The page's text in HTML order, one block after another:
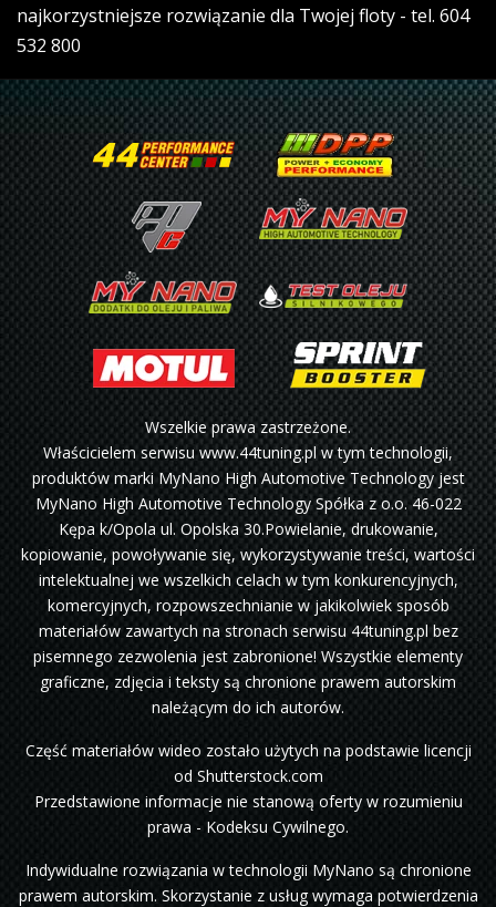
najkorzystniejsze rozwiązanie dla Twojej floty - tel. 604
532 800
Wszelkie prawa zastrzeżone.
Właścicielem serwisu www.44tuning.pl w tym technologii,
produktów marki MyNano High Automotive Technology jest
MyNano High Automotive Technology Spółka z o.o. 46-022
Kępa k/Opola ul. Opolska 30.Powielanie, drukowanie,
kopiowanie, powoływanie się, wykorzystywanie treści, wartości
intelektualnej we wszelkich celach w tym konkurencyjnych,
komercyjnych, rozpowszechnianie w jakikolwiek sposób
materiałów zawartych na stronach serwisu 44tuning.pl bez
pisemnego zezwolenia jest zabronione! Wszystkie elementy
graficzne, zdjęcia i teksty są chronione prawem autorskim
należącym do ich autorów.
Część materiałów wideo zostało użytych na podstawie licencji
od Shutterstock.com
Przedstawione informacje nie stanową oferty w rozumieniu
prawa - Kodeksu Cywilnego.
Indywidualne rozwiązania w technologii MyNano są chronione
prawem autorskim. Skorzystanie z usług wymaga potwierdzenia